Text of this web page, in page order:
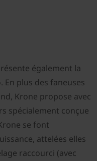
également la
plus des faneuses
Krone propose avec
spécialement conçue
se font
attelées elles
raccourci (avec